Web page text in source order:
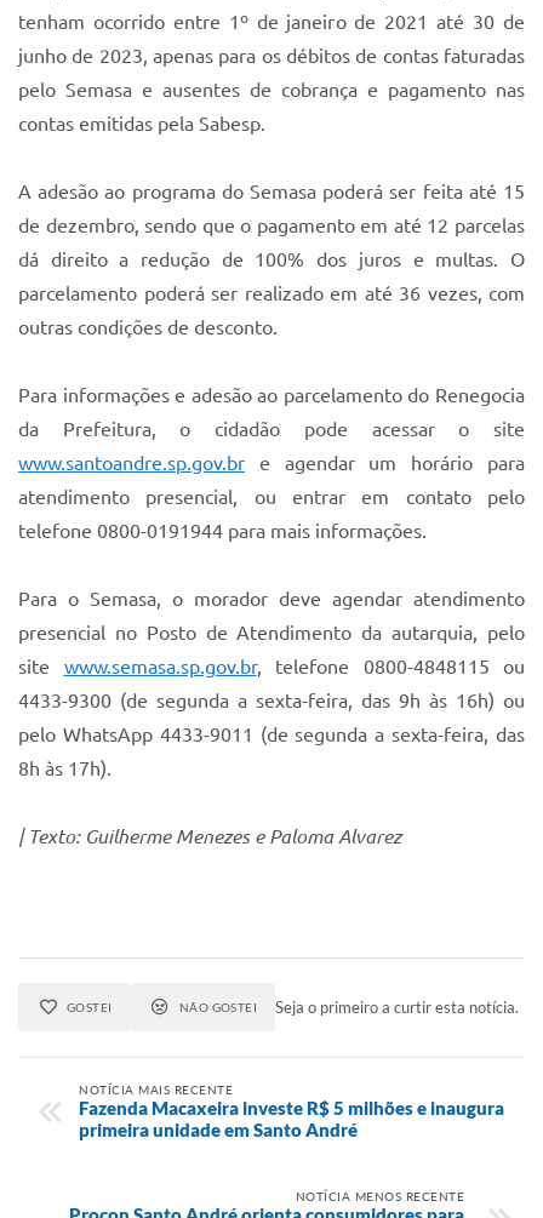
tenham ocorrido entre 1º de janeiro de 2021 até 30 de
junho de 2023, apenas para os débitos de contas faturadas
pelo Semasa e ausentes de cobrança e pagamento nas
contas emitidas pela Sabesp.
A adesão ao programa do Semasa poderá ser feita até 15
de dezembro, sendo que o pagamento em até 12 parcelas
dá direito a redução de 100% dos juros e multas. O
parcelamento poderá ser realizado em até 36 vezes, com
outras condições de desconto.
Para informações e adesão ao parcelamento do Renegocia
da Prefeitura, o cidadão pode acessar o site
www.santoandre.sp.gov.br e agendar um horário para
atendimento presencial, ou entrar em contato pelo
telefone 0800-0191944 para mais informações.
Para o Semasa, o morador deve agendar atendimento
presencial no Posto de Atendimento da autarquia, pelo
site www.semasa.sp.gov.br, telefone 0800-4848115 ou
4433-9300 (de segunda a sexta-feira, das 9h às 16h) ou
pelo WhatsApp 4433-9011 (de segunda a sexta-feira, das
8h às 17h).
| Texto: Guilherme Menezes e Paloma Alvarez
GOSTEI NÃO GOSTEI Seja o primeiro a curtir esta notícia.
NOTÍCIA MAIS RECENTE
Fazenda Macaxeira investe R$ 5 milhões e inaugura
primeira unidade em Santo André
NOTÍCIA MENOS RECENTE